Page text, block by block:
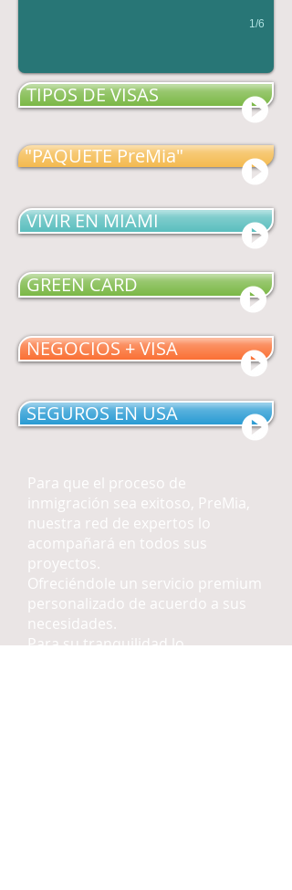
1/6
TIPOS DE VISAS
"PAQUETE PreMia"
VIVIR EN MIAMI
GREEN CARD
NEGOCIOS + VISA
SEGUROS EN USA
Para que el proceso de
inmigración sea exitoso, PreMia,
nuestra red de expertos lo
acompañará en todos sus
proyectos.
Ofreciéndole un servicio premium
personalizado de acuerdo a sus
necesidades.
Para su tranquilidad lo